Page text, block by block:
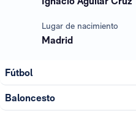
Lugar de nacimiento
Madrid
Fútbol
Baloncesto